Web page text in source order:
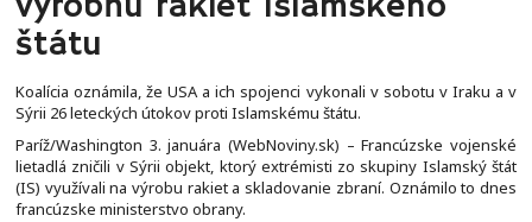
štátu
Koalícia oznámila, že USA a ich spojenci vykonali v sobotu v Iraku a v
Sýrii 26 leteckých útokov proti Islamskému štátu.
Paríž/Washington 3. januára (WebNoviny.sk) – Francúzske vojenské
lietadlá zničili v Sýrii objekt, ktorý extrémisti zo skupiny Islamský štát
(IS) využívali na výrobu rakiet a skladovanie zbraní. Oznámilo to dnes
francúzske ministerstvo obrany.